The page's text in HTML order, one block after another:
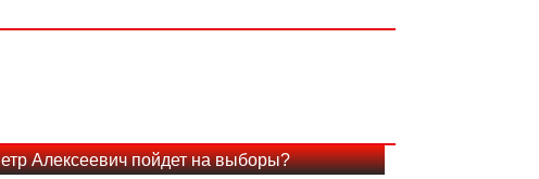
Алексеевич пойдет на выборы?